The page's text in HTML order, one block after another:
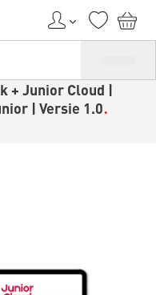
+ Junior Cloud |
| Versie 1.0